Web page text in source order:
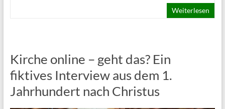
Weiterlesen
Kirche online – geht das? Ein
fiktives Interview aus dem 1.
Jahrhundert nach Christus